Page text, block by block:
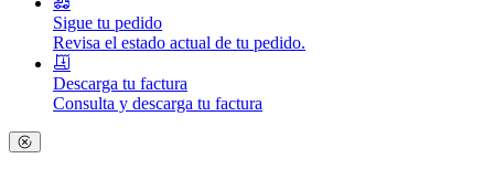
Sigue tu pedido
Revisa el estado actual de tu pedido.
Descarga tu factura
Consulta y descarga tu factura